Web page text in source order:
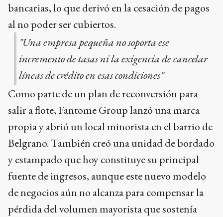
bancarias, lo que derivó en la cesación de pagos
al no poder ser cubiertos.
"Una empresa pequeña no soporta ese
incremento de tasas ni la exigencia de cancelar
líneas de crédito en esas condiciones"
Como parte de un plan de reconversión para
salir a flote, Fantome Group lanzó una marca
propia y abrió un local minorista en el barrio de
Belgrano. También creó una unidad de bordado
y estampado que hoy constituye su principal
fuente de ingresos, aunque este nuevo modelo
de negocios aún no alcanza para compensar la
pérdida del volumen mayorista que sostenía